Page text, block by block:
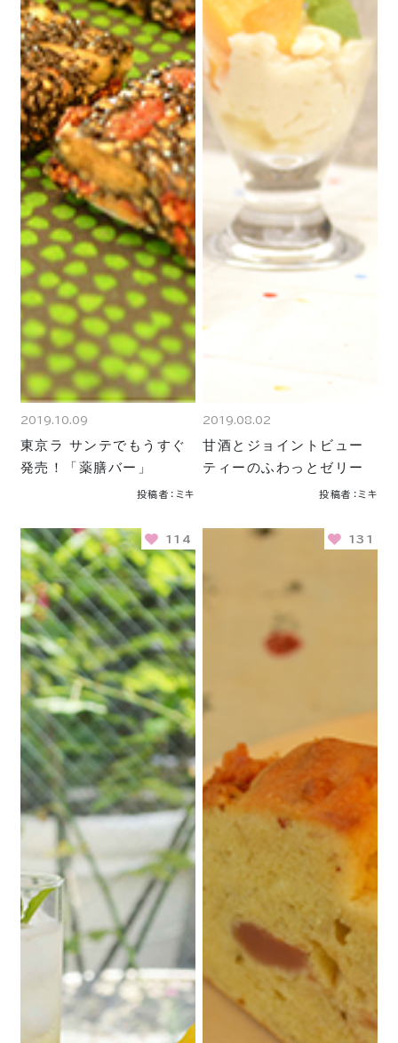
2019.10.09
東京ラ サンテでもうすぐ
発売！「薬膳バー」
投稿者：ミキ
2019.08.02
甘酒とジョイントビュー
ティーのふわっとゼリー
投稿者：ミキ
114 131